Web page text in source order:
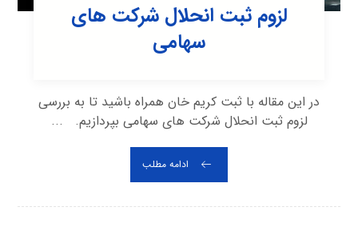
لزوم ثبت انحلال شرکت های
سهامی
در این مقاله با ثبت کریم خان همراه باشید تا به بررسی
لزوم ثبت انحلال شرکت های سهامی بپردازیم. ...
ادامه مطلب